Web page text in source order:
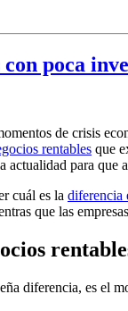
con poca
de crisis
rentables que
actualidad para que
cuál es la diferencia
que las
diferencia, es el